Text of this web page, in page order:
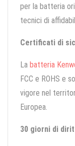
per la batteria
tecnici di
Certificati di
La batteria
FCC e ROHS e
vigore nel
Europea.
30 giorni di